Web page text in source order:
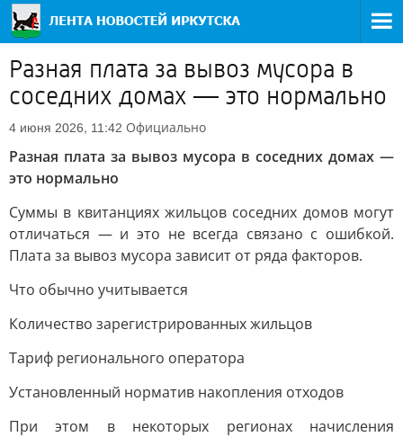
Разная плата за вывоз мусора в
соседних домах — это нормально
4 июня 2026, 11:42 Официально
Разная плата за вывоз мусора в соседних домах —
это нормально
Суммы в квитанциях жильцов соседних домов могут
отличаться — и это не всегда связано с ошибкой.
Плата за вывоз мусора зависит от ряда факторов.
Что обычно учитывается
Количество зарегистрированных жильцов
Тариф регионального оператора
Установленный норматив накопления отходов
При этом в некоторых регионах начисления